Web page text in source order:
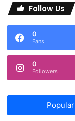
Follow Us
0
Fans
0
Followers
Popular